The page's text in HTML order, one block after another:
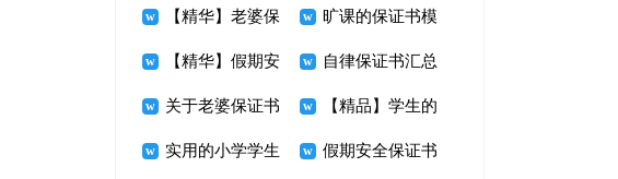
15篇 集锦五篇
【精华】老婆保
证书三篇
旷课的保证书模
板集合五篇
【精华】假期安
全保证书3篇
自律保证书汇总
7篇
关于老婆保证书
模板汇编五篇
【精品】学生的
保证书汇编6篇
实用的小学学生 假期安全保证书